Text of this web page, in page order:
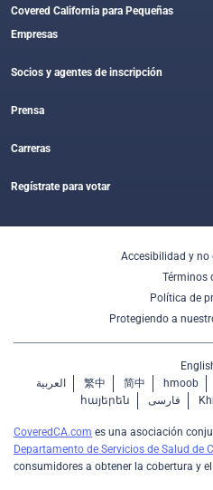
Covered California para Pequeñas
Empresas
Socios y agentes de inscripción
Prensa
Carreras
Regístrate para votar
Accesibilidad y
Términos
Política de
Protegiendo a
العربية
繁中 简中 hmoob
հայերեն
فارسی
CoveredCA.com es una asociación
Departamento de Servicios de Salud de
consumidores a obtener la cobertura y